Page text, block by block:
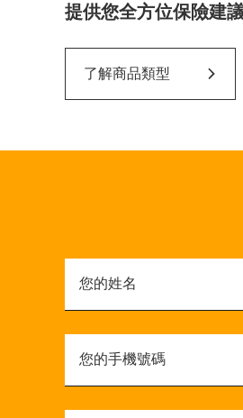
提供您全方位保險建
了解商品類型